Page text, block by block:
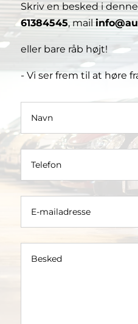
Skriv en besked i
61384545, mail
eller bare råb højt!
- Vi ser frem til at høre